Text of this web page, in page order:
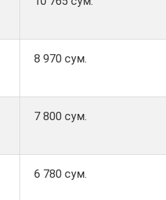
8 970 сум.
7 800 сум.
6 780 сум.